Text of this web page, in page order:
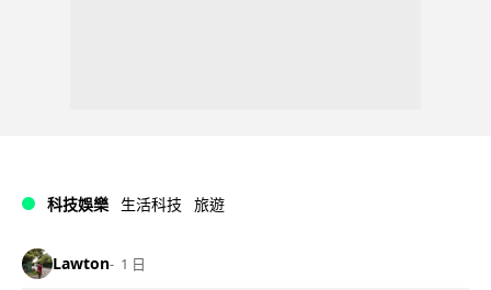
科技娛樂 生活科技 旅遊
Lawton 1 日